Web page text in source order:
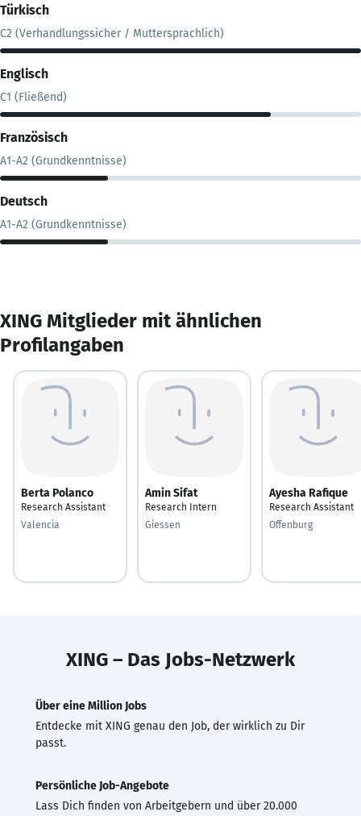
Türkisch
C2 (Verhandlungssicher / Muttersprachlich)
Englisch
C1 (Fließend)
Französisch
A1-A2 (Grundkenntnisse)
Deutsch
A1-A2 (Grundkenntnisse)
XING Mitglieder mit ähnlichen
Profilangaben
Berta Polanco
Research Assistant
Valencia
Amin Sifat
Research Intern
Giessen
Ayesha Rafique
Research Assistant
Offenburg
XING – Das Jobs-Netzwerk
Über eine Million Jobs
Entdecke mit XING genau den Job, der wirklich zu Dir
passt.
Persönliche Job-Angebote
Lass Dich finden von Arbeitgebern und über 20.000